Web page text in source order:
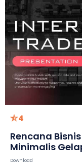
4
Rencana
Minimalis
Download